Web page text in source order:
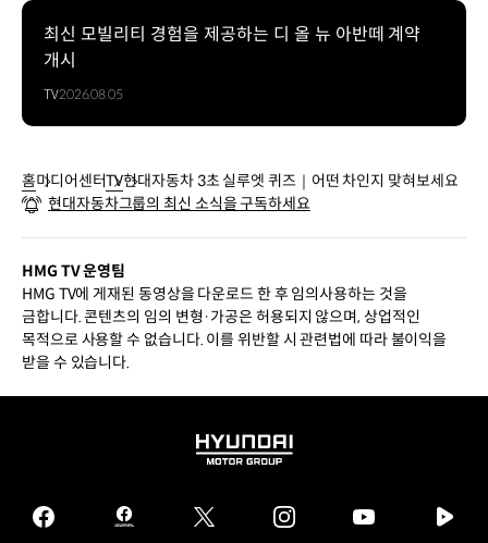
최신 모빌리티 경험을 제공하는 디 올 뉴 아반떼 계약
개시
TV2026.08.05
홈미디어센터TV현대자동차 3초 실루엣 퀴즈｜어떤 차인지 맞혀보세요
현대자동차그룹의 최신 소식을 구독하세요
HMG TV 운영팀
HMG TV에 게재된 동영상을 다운로드 한 후 임의사용하는 것을
금합니다. 콘텐츠의 임의 변형·가공은 허용되지 않으며, 상업적인
목적으로 사용할 수 없습니다. 이를 위반할 시 관련법에 따라 불이익을
받을 수 있습니다.
HYUNDAI
GROUP
facebook
hmg
twitter instagram